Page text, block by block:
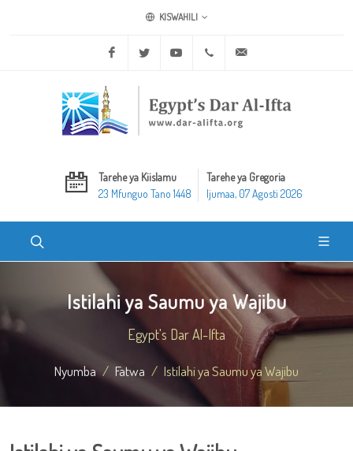
KISWAHILI
Facebook Twitter Youtube +20 2 25970400
Tarehe ya Kiislamu
23 Mfunguo Tano 1448
Tarehe ya Gregoria
Ijumaa, 07 Agosti 2026
Istilahi ya Saumu ya Wajibu
Egypt's Dar Al-Ifta
Nyumba Fatwa Istilahi ya Saumu ya Wajibu